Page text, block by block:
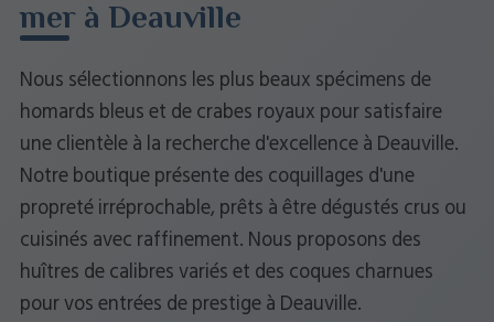
mer à Deauville
Nous sélectionnons les plus beaux spécimens de
homards bleus et de crabes royaux pour satisfaire
une clientèle à la recherche d'excellence à Deauville.
Notre boutique présente des coquillages d'une
propreté irréprochable, prêts à être dégustés crus ou
cuisinés avec raffinement. Nous proposons des
huîtres de calibres variés et des coques charnues
pour vos entrées de prestige à Deauville.